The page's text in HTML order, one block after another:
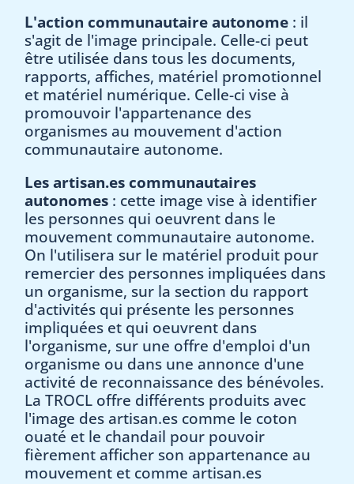
L'action communautaire autonome : il
s'agit de l'image principale. Celle-ci peut
être utilisée dans tous les documents,
rapports, affiches, matériel promotionnel
et matériel numérique. Celle-ci vise à
promouvoir l'appartenance des
organismes au mouvement d'action
communautaire autonome.
Les artisan.es communautaires
autonomes : cette image vise à identifier
les personnes qui oeuvrent dans le
mouvement communautaire autonome.
On l'utilisera sur le matériel produit pour
remercier des personnes impliquées dans
un organisme, sur la section du rapport
d'activités qui présente les personnes
impliquées et qui oeuvrent dans
l'organisme, sur une offre d'emploi d'un
organisme ou dans une annonce d'une
activité de reconnaissance des bénévoles.
La TROCL offre différents produits avec
l'image des artisan.es comme le coton
ouaté et le chandail pour pouvoir
fièrement afficher son appartenance au
mouvement et comme artisan.es